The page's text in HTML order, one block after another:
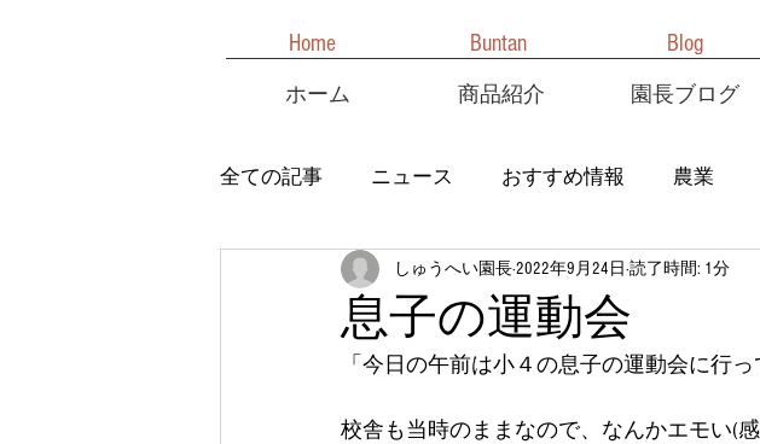
ホーム 商品紹介 園長ブログ
Home Blog
Buntan
全ての記事 ニュース おすすめ情報 農業
息子の運動会
しゅうへい園長2022年9月24日 読了時間: 1分
「今日の午前は小４の息子の運動会に行
校舎も当時のままなので、なんかエモい(感